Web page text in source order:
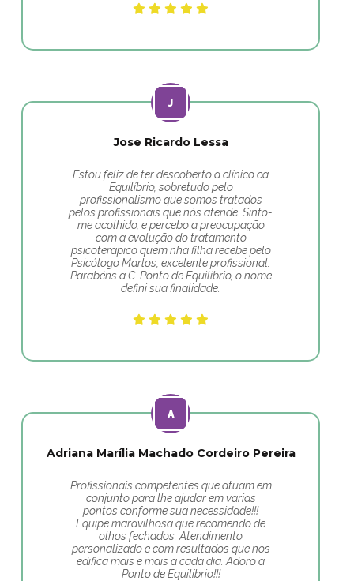
Jose Ricardo Lessa
Estou feliz de ter descoberto a clínico ca
Equilíbrio, sobretudo pelo
profissionalismo que somos tratados
pelos profissionais que nós atende. Sinto-
me acolhido, e percebo a preocupação
com a evolução do tratamento
psicoterápico quem nhã filha recebe pelo
Psicólogo Marlos, excelente profissional.
Parabéns a C. Ponto de Equilíbrio, o nome
defini sua finalidade.
Adriana Marília Machado Cordeiro Pereira
Profissionais competentes que atuam em
conjunto para lhe ajudar em varias
pontos conforme sua necessidade!!!
Equipe maravilhosa que recomendo de
olhos fechados. Atendimento
personalizado e com resultados que nos
edifica mais e mais a cada dia. Adoro a
Ponto de Equilíbrio!!!